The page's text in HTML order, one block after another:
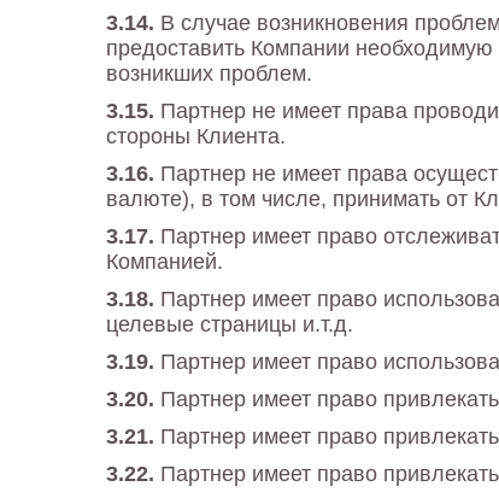
В случае возникновения
предоставить Компании
возникших проблем.
Партнер не имеет права
стороны Клиента.
Партнер не имеет права
валюте), в том числе, принимать от
Партнер имеет право
Компанией.
Партнер имеет право
целевые страницы и.т.д.
Партнер имеет право
Партнер имеет право
Партнер имеет право
Партнер имеет право